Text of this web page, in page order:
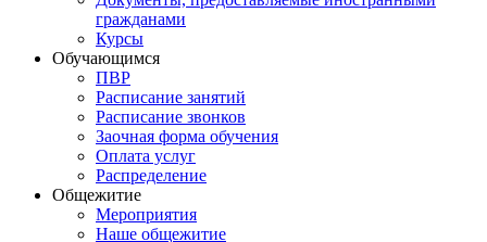
гражданами
Курсы
Обучающимся
ПВР
Расписание занятий
Расписание звонков
Заочная форма обучения
Оплата услуг
Распределение
Общежитие
Мероприятия
Наше общежитие